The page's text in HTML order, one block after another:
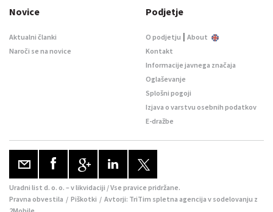
Novice
Aktualni članki
Naroči se na novice
Podjetje
O podjetju | About
Kontakt
Informacije javnega značaja
Oglaševanje
Splošni pogoji
Izjava o varstvu osebnih podatkov
E-dražbe
Uradni list d. o. o. – v likvidaciji / Vse pravice pridržane.
Pravna obvestila / Piškotki / Avtorji: TriTim spletna agencija v sodelovanju z